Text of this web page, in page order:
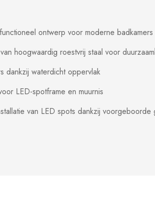
ontwerp voor moderne badkamers
hoogwaardig roestvrij staal voor
dankzij waterdicht oppervlak
LED-spotframe en muurnis
van LED spots dankzij voorgeboorde